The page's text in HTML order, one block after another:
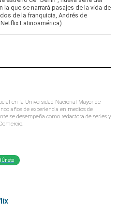
la que se narrará pasajes de la vida de
de la franquicia, Andrés de
Latinoamérica)
en la Universidad Nacional Mayor de
años de experiencia en medios de
se desempeña como redactora de series y
Únete